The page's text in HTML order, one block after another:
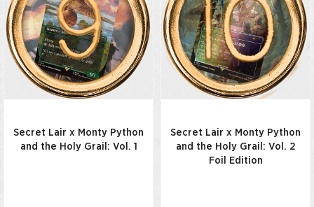
Secret Lair x Monty Python
and the Holy Grail: Vol. 1
Secret Lair x Monty Python
and the Holy Grail: Vol. 2
Foil Edition